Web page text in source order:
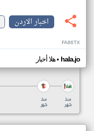
اخبار الاردن
FA86TX
هلا أخبار• hala.jo
منذ
شهر
منذ
شهر